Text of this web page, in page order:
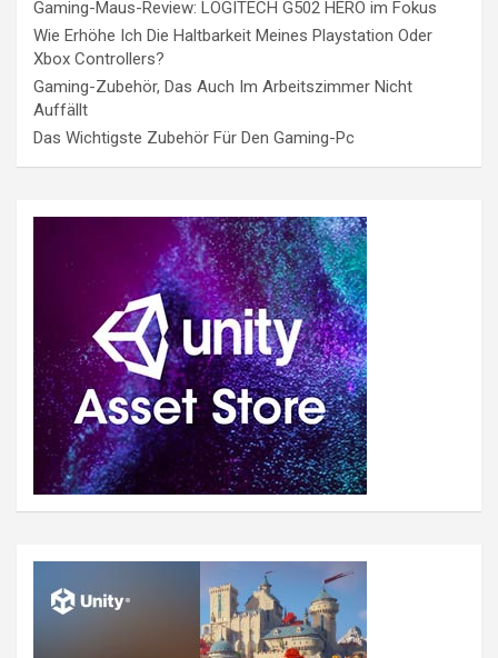
Gaming-Maus-Review: LOGITECH G502 HERO im Fokus
Wie Erhöhe Ich Die Haltbarkeit Meines Playstation Oder
Xbox Controllers?
Gaming-Zubehör, Das Auch Im Arbeitszimmer Nicht
Auffällt
Das Wichtigste Zubehör Für Den Gaming-Pc